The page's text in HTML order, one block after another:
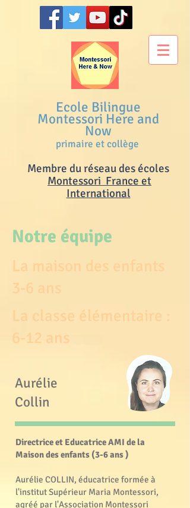
Ecole Bilingue
Montessori Here and
Now
primaire et collège
Membre du réseau des écoles
Montessori France et
International
Notre équipe
La maison des enfants
3-6 ans
La classe élémentaire :
6-12 ans
Aurélie
Collin
Directrice et Educatrice AMI de la
Maison des enfants (3-6 ans )
Aurélie COLLIN, éducatrice formée à
l'institut Supérieur Maria Montessori,
agréé par l'Association Montessori